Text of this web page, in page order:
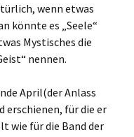
wenn etwas
könnte es „Seele“
Mystisches die
nennen.
April(der Anlass
erschienen, für die er
wie für die Band der